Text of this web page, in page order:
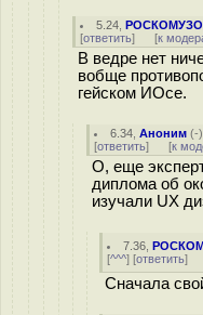
5.24 ,
[ответить] [к
В ведре нет
вобще
гейском ИОсе.
6.34 ,Аноним (-
[ответить] [к
О, еще
диплома об
изучали UX
7.36 ,
[^^^] [ответить]
Сначала